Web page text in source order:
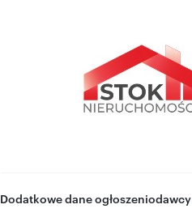
Dodatkowe dane ogłoszeniodawcy